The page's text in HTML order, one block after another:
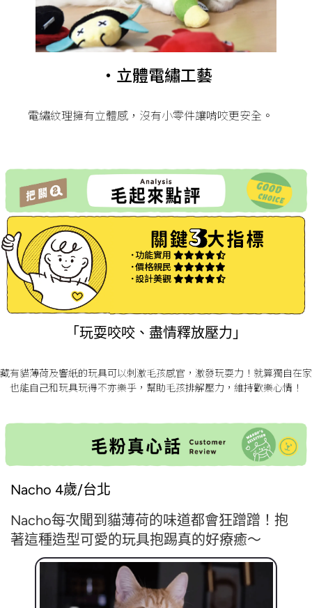
・立體電繡工藝
電繡紋理擁有立體感，沒有小零件讓啃咬更安全。
˙功能實用
˙價格親民
˙設計美觀
「玩耍咬咬、盡情釋放壓力」
藏有貓薄荷及響紙的玩具可以刺激毛孩感官，激發玩耍力！就算獨自在家
也能自己和玩具玩得不亦樂乎，幫助毛孩排解壓力，維持歡樂心情！
Nacho 4歲/台北
Nacho每次聞到貓薄荷的味道都會狂蹭蹭！ 抱
著這種造型可愛的玩具抱踢真的好療癒～